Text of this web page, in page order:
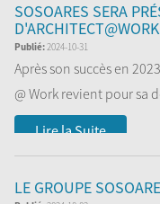
SOSOARES SERA
D'ARCHITECT@WORK
Publié:2024-10-31
Après son succès en
@ Work revient pour sa
Lire la Suite
LE GROUPE